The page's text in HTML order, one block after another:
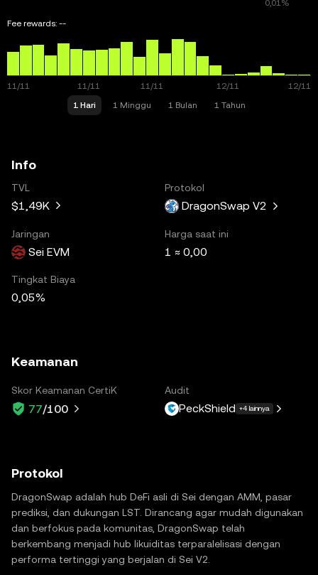
Fee rewards: --
1 Hari 1 Minggu 1 Bulan 1 Tahun
Info
TVL
$1,49K
Protokol
DragonSwap V2
Jaringan
Sei EVM
Harga saat ini
1 ≈ 0,00
Tingkat Biaya
0,05%
Keamanan
Skor Keamanan CertiK
77/100
Audit
PeckShield +4 lainnya
Protokol
DragonSwap adalah hub DeFi asli di Sei dengan AMM, pasar
prediksi, dan dukungan LST. Dirancang agar mudah digunakan
dan berfokus pada komunitas, DragonSwap telah
berkembang menjadi hub likuiditas terparalelisasi dengan
performa tertinggi yang berjalan di Sei V2.